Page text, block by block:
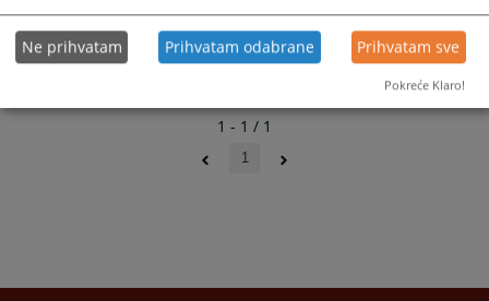
shortcuts
for
shortcuts
for
1 - 1 / 1
1
Ne prihvatam Prihvatam odabrane Prihvatam sve
Pokreće Klaro!